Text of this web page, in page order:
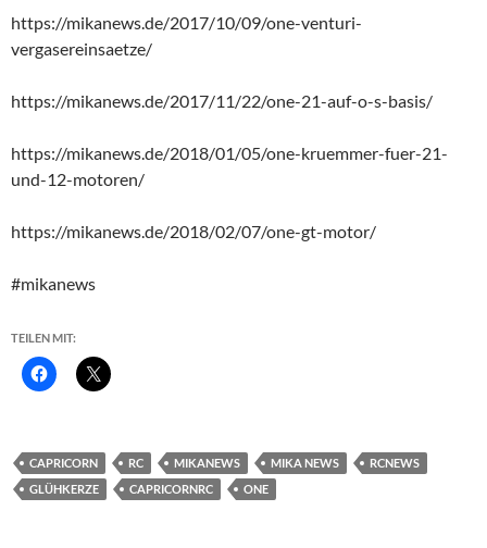
https://mikanews.de/2017/10/09/one-venturi-
vergasereinsaetze/
https://mikanews.de/2017/11/22/one-21-auf-o-s-basis/
https://mikanews.de/2018/01/05/one-kruemmer-fuer-21-
und-12-motoren/
https://mikanews.de/2018/02/07/one-gt-motor/
#mikanews
TEILEN MIT:
CAPRICORN RC MIKANEWS MIKA NEWS
RCNEWS
GLÜHKERZE
CAPRICORNRC ONE